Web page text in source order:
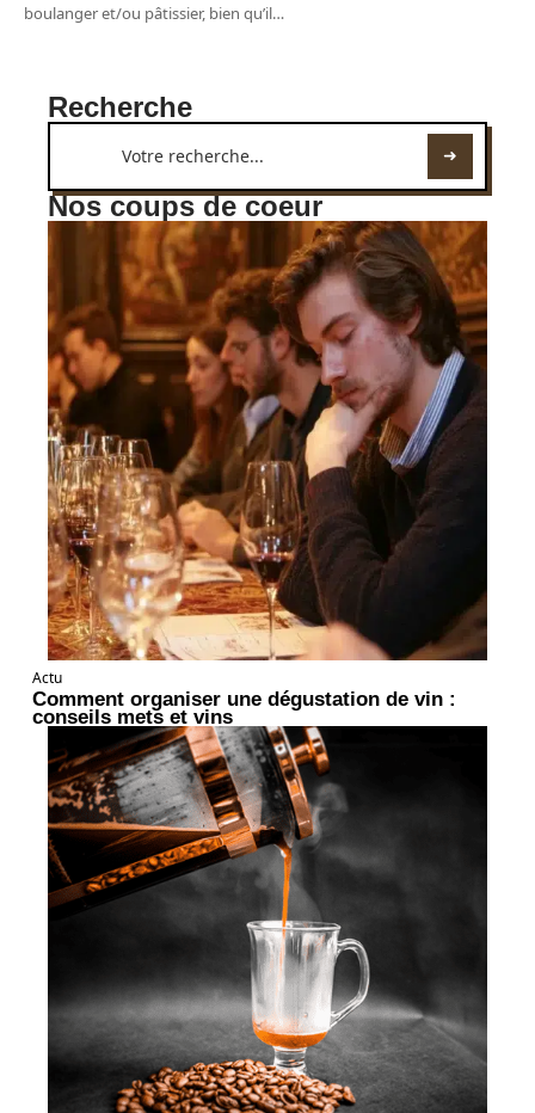
boulanger et/ou pâtissier, bien qu’il…
Recherche
Nos coups de coeur
Actu
Comment organiser une dégustation de vin :
conseils mets et vins